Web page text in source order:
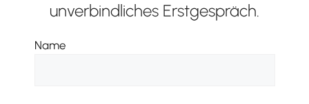
unverbindliches Erstgespräch.
Name